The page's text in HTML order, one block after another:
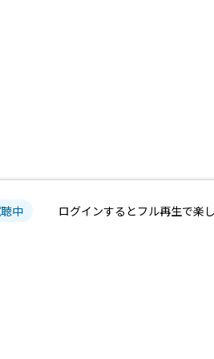
中 ログインするとフル再生で楽